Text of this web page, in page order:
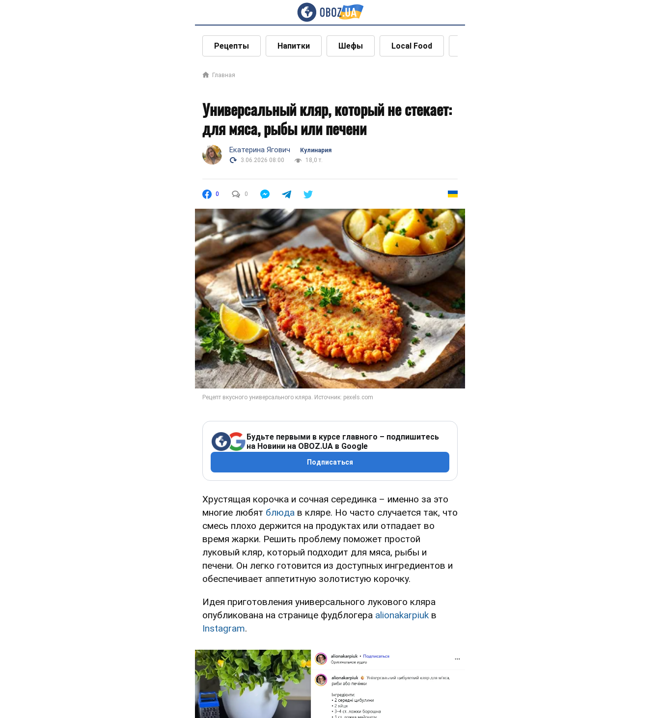
Рецепты Напитки Шефы Local Food
Главная
Универсальный кляр, который не стекает:
для мяса, рыбы или печени
Екатерина Ягович
Кулинария
3.06.2026 08:00
18,0 т.
0 0
Будьте первыми в курсе главного – подпишитесь
на Новини на OBOZ.UA в Google
Подписаться
Хрустящая корочка и сочная серединка – именно за это
многие любят блюда в кляре. Но часто случается так, что
смесь плохо держится на продуктах или отпадает во
время жарки. Решить проблему поможет простой
луковый кляр, который подходит для мяса, рыбы и
печени. Он легко готовится из доступных ингредиентов и
обеспечивает аппетитную золотистую корочку.
Идея приготовления универсального лукового кляра
опубликована на странице фудблогера alionakarpiuk в
Instagram.